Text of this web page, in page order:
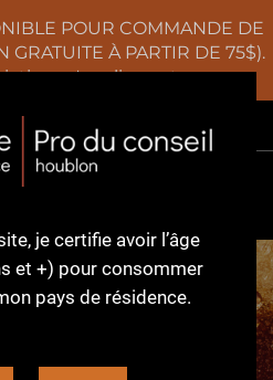
POUR COMMANDE DE
GRATUITE À PARTIR DE 75$).
s'appliquent
je certifie avoir l’âge
et +) pour consommer
pays de résidence.